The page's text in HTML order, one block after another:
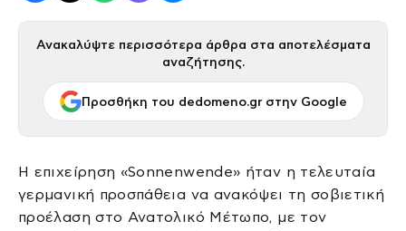
Ανακαλύψτε περισσότερα άρθρα στα αποτελέσματα
αναζήτησης.
Προσθήκη του dedomeno.gr στην Google
Η επιχείρηση «Sonnenwende» ήταν η τελευταία
γερμανική προσπάθεια να ανακόψει τη σοβιετική
προέλαση στο Ανατολικό Μέτωπο, με τον